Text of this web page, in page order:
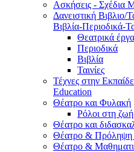
Ασκήσεις - Σχέδια
Δανειστική Βιβλιο/
Βιβλία-Περιοδικά-
Θεατρικά
Περιοδικά
Βιβλία
Ταινίες
Τέχνες στην
Education
Θέατρο και Φυλακή
Ρόλοι στη
Θέατρο και
Θέατρο & Πρόληψη
Θέατρο &